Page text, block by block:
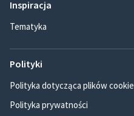
Inspiracja
Tematyka
Polityki
Polityka dotycząca plików cookie
Polityka prywatności